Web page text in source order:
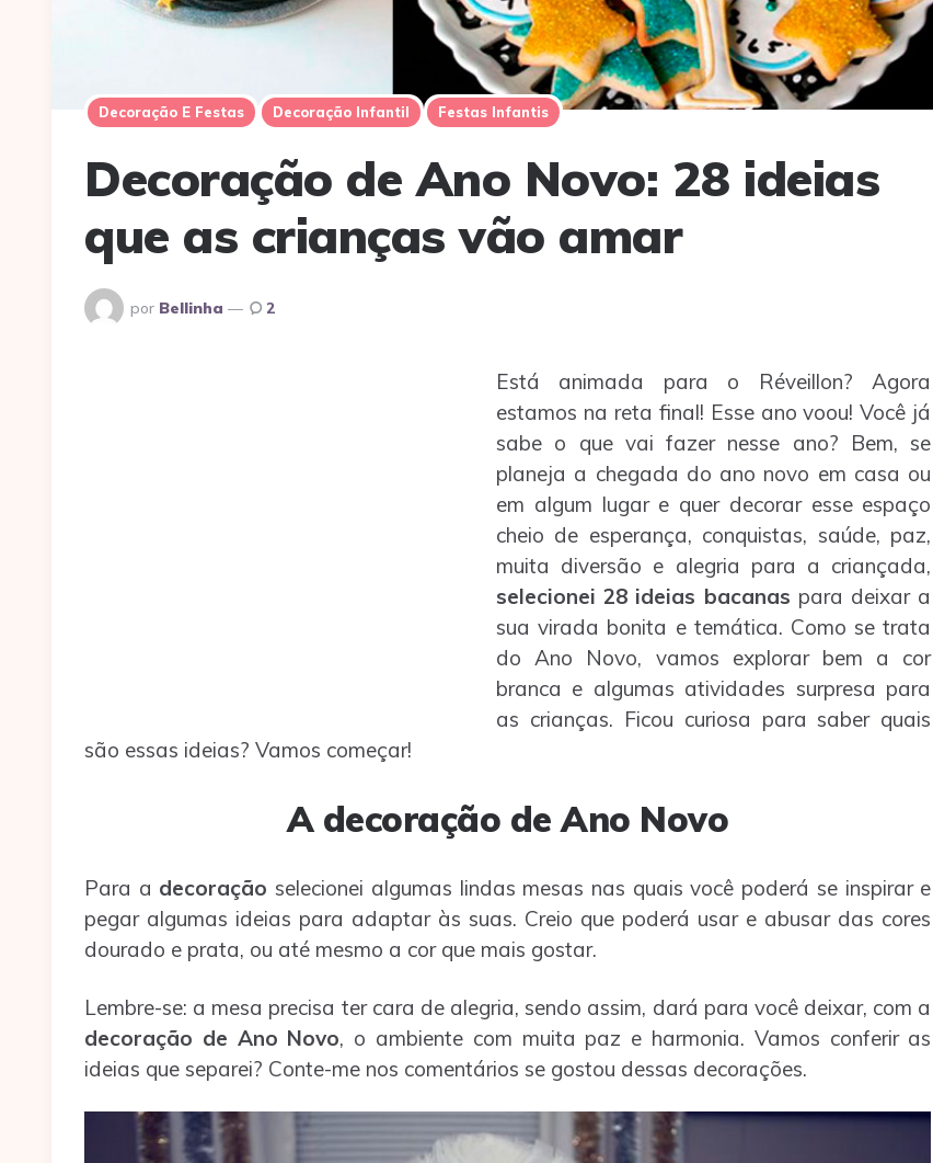
Decoração E Festas Decoração Infantil Festas Infantis
Decoração de Ano Novo: 28 ideias
que as crianças vão amar
Postado
Por
por Bellinha 2
Está animada para o Réveillon? Agora
estamos na reta final! Esse ano voou! Você já
sabe o que vai fazer nesse ano? Bem, se
planeja a chegada do ano novo em casa ou
em algum lugar e quer decorar esse espaço
cheio de esperança, conquistas, saúde, paz,
muita diversão e alegria para a criançada,
selecionei 28 ideias bacanas para deixar a
sua virada bonita e temática. Como se trata
do Ano Novo, vamos explorar bem a cor
branca e algumas atividades surpresa para
as crianças. Ficou curiosa para saber quais
são essas ideias? Vamos começar!
A decoração de Ano Novo
Para a decoração selecionei algumas lindas mesas nas quais você poderá se inspirar e
pegar algumas ideias para adaptar às suas. Creio que poderá usar e abusar das cores
dourado e prata, ou até mesmo a cor que mais gostar.
Lembre-se: a mesa precisa ter cara de alegria, sendo assim, dará para você deixar, com a
decoração de Ano Novo, o ambiente com muita paz e harmonia. Vamos conferir as
ideias que separei? Conte-me nos comentários se gostou dessas decorações.